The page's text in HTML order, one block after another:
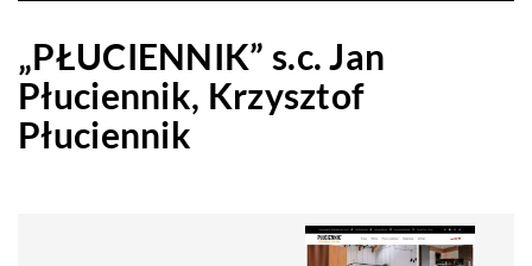
„PŁUCIENNIK” s.c. Jan
Płuciennik, Krzysztof
Płuciennik